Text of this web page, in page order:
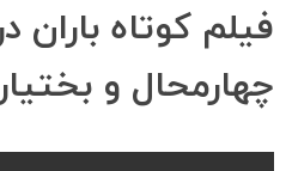
فیلم کوتاه باران
چهارمحال و